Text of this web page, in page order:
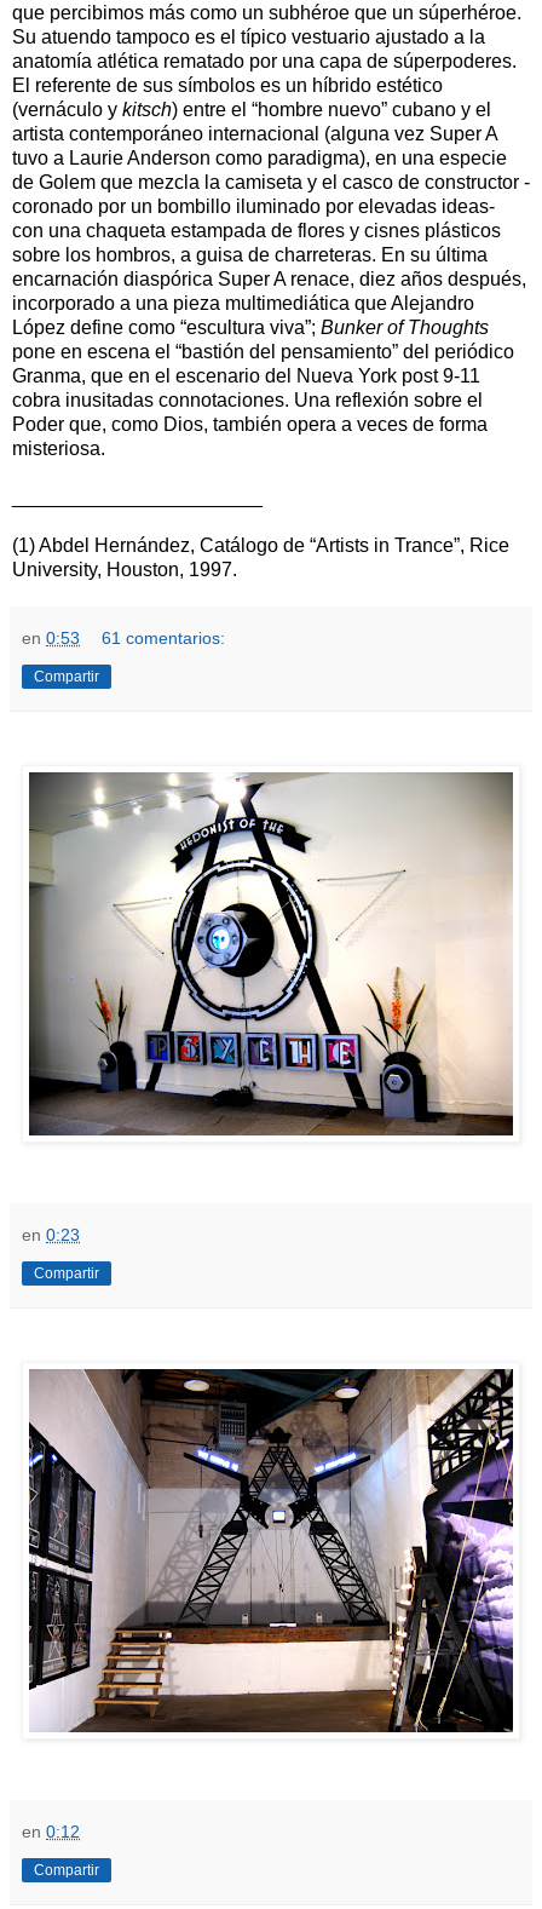
que percibimos más como un subhéroe que un súperhéroe.
Su atuendo tampoco es el típico vestuario ajustado a la
anatomía atlética rematado por una capa de súperpoderes.
El referente de sus símbolos es un híbrido estético
(vernáculo y kitsch) entre el “hombre nuevo” cubano y el
artista contemporáneo internacional (alguna vez Super A
tuvo a Laurie Anderson como paradigma), en una especie
de Golem que mezcla la camiseta y el casco de constructor -
coronado por un bombillo iluminado por elevadas ideas-
con una chaqueta estampada de flores y cisnes plásticos
sobre los hombros, a guisa de charreteras. En su última
encarnación diaspórica Super A renace, diez años después,
incorporado a una pieza multimediática que Alejandro
López define como “escultura viva”; Bunker of Thoughts
pone en escena el “bastión del pensamiento” del periódico
Granma, que en el escenario del Nueva York post 9-11
cobra inusitadas connotaciones. Una reflexión sobre el
Poder que, como Dios, también opera a veces de forma
misteriosa.
(1) Abdel Hernández, Catálogo de “Artists in Trance”, Rice
University, Houston, 1997.
en 0:53 61 comentarios:
Compartir
en 0:23
Compartir
en 0:12
Compartir